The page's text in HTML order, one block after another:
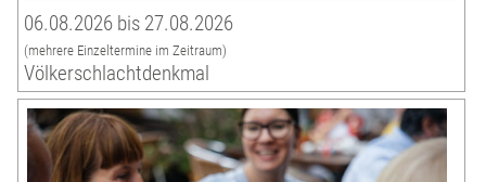
06.08.2026 bis 27.08.2026
(mehrere Einzeltermine im Zeitraum)
Völkerschlachtdenkmal